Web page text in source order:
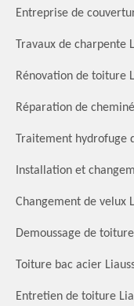
Entreprise de
Travaux de charpente
Rénovation de toiture
Réparation de
Traitement hydrofuge
Installation et
Changement de velux
Demoussage de
Toiture bac acier
Entretien de toiture